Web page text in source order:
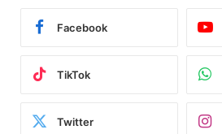
Facebook
TikTok
Twitter